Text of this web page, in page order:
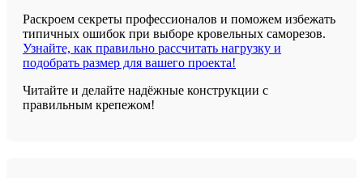
Раскроем секреты профессионалов и поможем избежать
типичных ошибок при выборе кровельных саморезов.
Узнайте, как правильно рассчитать нагрузку и
подобрать размер для вашего проекта!
Читайте и делайте надёжные конструкции с
правильным крепежом!